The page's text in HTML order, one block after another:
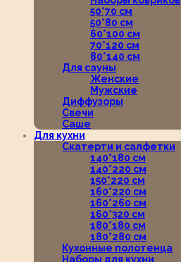
50*70 см
50*80 см
60*100 см
70*120 см
80*140 см
Для сауны
Женские
Мужские
Диффузоры
Свечи
Саше
Для кухни
Скатерти и салфетки
140*180 см
140*220 см
150*220 см
160*220 см
160*260 см
160*320 см
180*180 см
180*280 см
Кухонные полотенца
Наборы для кухни